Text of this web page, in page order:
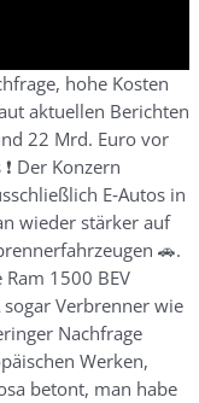
hohe Kosten
aktuellen Berichten
22 Mrd. Euro vor
Der Konzern
E‑Autos in
wieder stärker auf
🚗.
1500 BEV
Verbrenner wie
Nachfrage
Werken,
betont, man habe